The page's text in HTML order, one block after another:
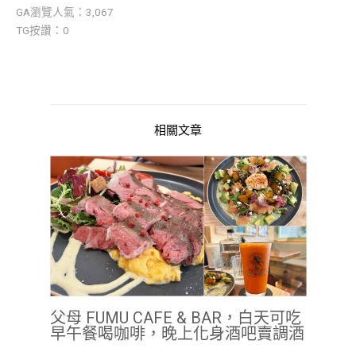
GA瀏覽人氣：3,067
TG按讚：0
相關文章
父母 FUMU CAFE & BAR，白天可吃
早午餐喝咖啡，晚上化身酒吧賣調酒